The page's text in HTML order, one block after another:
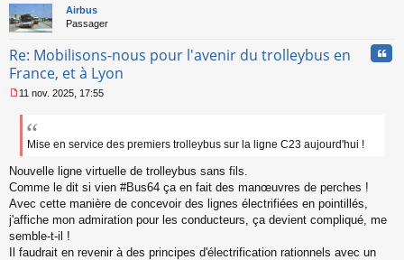
o
n
l
Airbus
Passager
Re: Mobilisons-nous pour l'avenir du trolleybus en
France, et à Lyon
e
a
g
e
o
n
l
u
11 nov. 2025, 17:55
Mise en service des premiers trolleybus sur la ligne C23 aujourd'hui !
Nouvelle ligne virtuelle de trolleybus sans fils.
Comme le dit si vien #Bus64 ça en fait des manœuvres de perches !
Avec cette manière de concevoir des lignes électrifiées en pointillés,
j'affiche mon admiration pour les conducteurs, ça devient compliqué, me
semble-t-il !
Il faudrait en revenir à des principes d'électrification rationnels avec un